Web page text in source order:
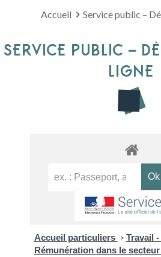
Accueil Service public –
SERVICE PUBLIC –
LIGNE
Accueil particuliers > Travail
Rémunération dans le